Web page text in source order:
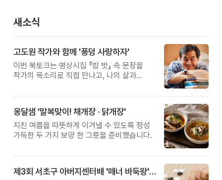
새소식
고도원 작가와 함께 '풍덩 사랑하자'
이번 북토크는 명상시집 『밥 벗』 속 문장을
작가의 목소리로 직접 만나고, 나의 삶과
옹달샘 '말복맞이! 채개장 · 닭개장'
지친 여름을 따뜻하게 이겨낼 수 있도록 정성
가득한 두 가지 보양 한 그릇을 준비했습니다.
제3회 서초구 아버지센터배 '매너 바둑왕' 대회